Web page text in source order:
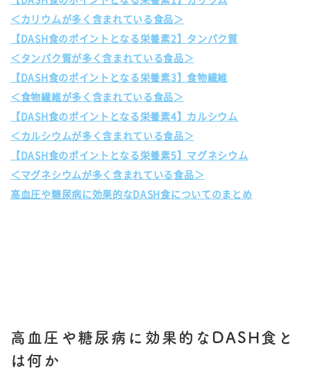
＜カリウムが多く含まれている食品＞
【DASH食のポイントとなる栄養素2】タンパク質
＜タンパク質が多く含まれている食品＞
【DASH食のポイントとなる栄養素3】食物繊維
＜食物繊維が多く含まれている食品＞
【DASH食のポイントとなる栄養素4】カルシウム
＜カルシウムが多く含まれている食品＞
【DASH食のポイントとなる栄養素5】マグネシウム
＜マグネシウムが多く含まれている食品＞
高血圧や糖尿病に効果的なDASH食についてのまとめ
高血圧や糖尿病に効果的なDASH食と
は何か